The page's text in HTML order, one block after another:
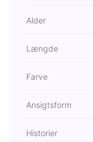
Alder
Længde
Farve
Ansigtsform
Historier